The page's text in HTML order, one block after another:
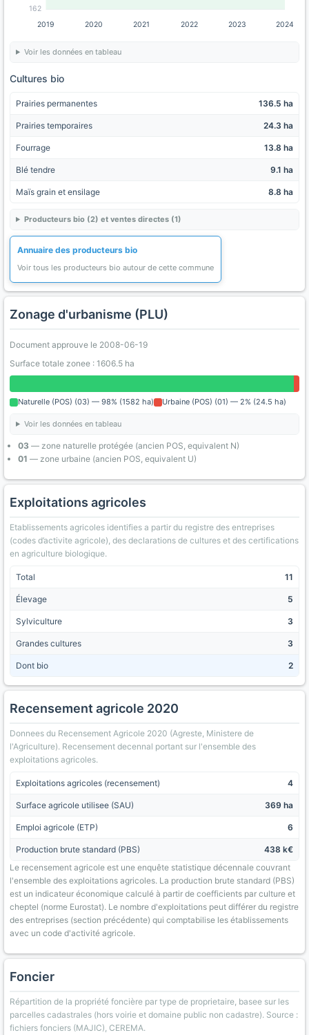
162
2019 2020 2021 2022 2023 2024
Voir les données en tableau
Cultures bio
Prairies permanentes 136.5 ha
Prairies temporaires 24.3 ha
Fourrage 13.8 ha
Blé tendre 9.1 ha
Maïs grain et ensilage 8.8 ha
Producteurs bio (2) et ventes directes (1)
Annuaire des producteurs bio
Voir tous les producteurs bio autour de cette commune
Zonage d'urbanisme (PLU)
Document approuve le 2008-06-19
Surface totale zonee : 1606.5 ha
Naturelle (POS) (03) — 98% (1582 ha) Urbaine (POS) (01) — 2% (24.5 ha)
Voir les données en tableau
03 — zone naturelle protégée (ancien POS, equivalent N)
01 — zone urbaine (ancien POS, equivalent U)
Exploitations agricoles
Etablissements agricoles identifies a partir du registre des entreprises
(codes d’activite agricole), des declarations de cultures et des certifications
en agriculture biologique.
Total 11
Élevage 5
Sylviculture 3
Grandes cultures 3
Dont bio 2
Recensement agricole 2020
Donnees du Recensement Agricole 2020 (Agreste, Ministere de
l'Agriculture). Recensement decennal portant sur l'ensemble des
exploitations agricoles.
Exploitations agricoles (recensement) 4
Surface agricole utilisee (SAU) 369 ha
Emploi agricole (ETP) 6
Production brute standard (PBS)
438 k€
Le recensement agricole est une enquête statistique décennale couvrant
l'ensemble des exploitations agricoles. La production brute standard (PBS)
est un indicateur économique calculé à partir de coefficients par culture et
cheptel (norme Eurostat). Le nombre d'exploitations peut différer du registre
des entreprises (section précédente) qui comptabilise les établissements
avec un code d'activité agricole.
Foncier
Répartition de la propriété foncière par type de proprietaire, basee sur les
parcelles cadastrales (hors voirie et domaine public non cadastre). Source :
fichiers fonciers (MAJIC), CEREMA.